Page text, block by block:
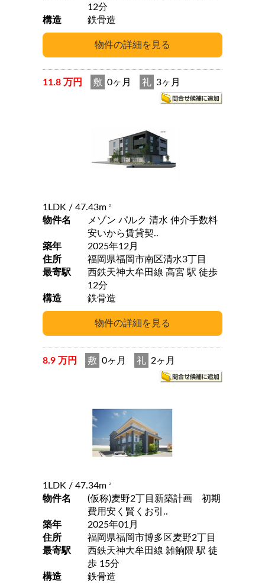
12分
構造
鉄骨造
11.8 万円 敷 0ヶ月 礼 3ヶ月
1LDK / 47.43m 2
物件名
メゾン パルク 清水 仲介手数料
安いから賃貸契..
築年
2025年12月
住所
福岡県福岡市南区清水3丁目
最寄駅
西鉄天神大牟田線 高宮 駅 徒歩
12分
構造
鉄骨造
8.9 万円 敷 0ヶ月 礼 2ヶ月
1LDK / 47.34m 2
物件名
(仮称)麦野2丁目新築計画 初期
費用安く賢くお引..
築年
2025年01月
住所
福岡県福岡市博多区麦野2丁目
最寄駅
西鉄天神大牟田線 雑餉隈 駅 徒
歩 15分
構造
鉄骨造